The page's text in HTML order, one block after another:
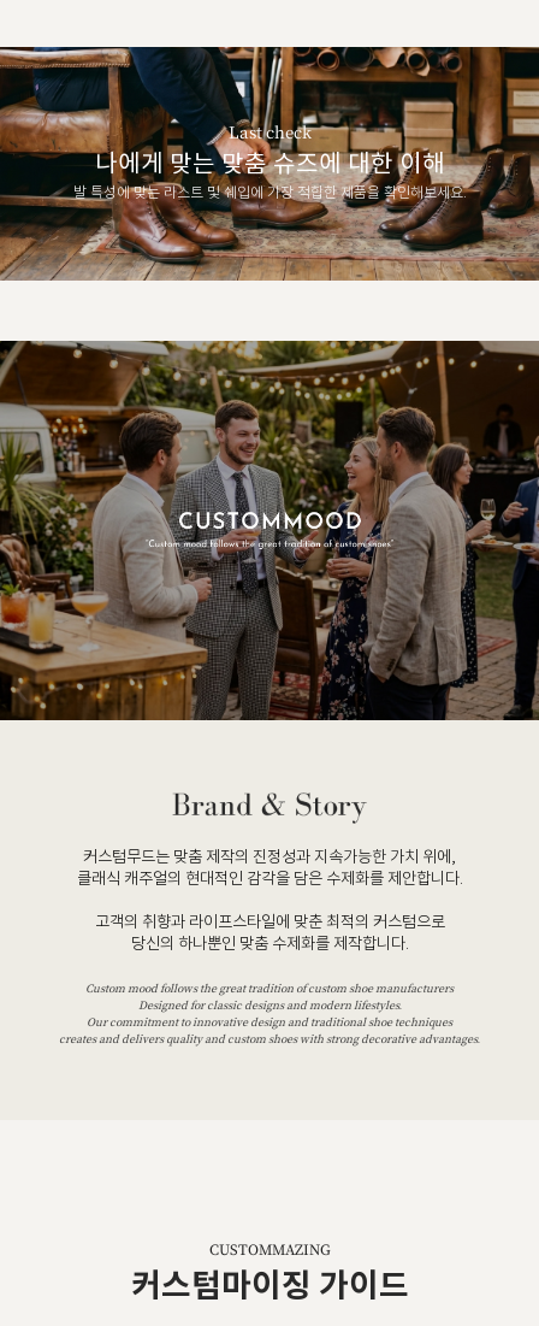
Last check
나에게 맞는 맞춤 슈즈에 대한 이해
발 특성에 맞는 라스트 및 쉐입에 가장 적합한 제품을 확인해보세요.
커스텀무드는 맞춤 제작의 진정성과 지속가능한 가치 위에,
클래식 캐주얼의 현대적인 감각을 담은 수제화를 제안합니다.
고객의 취향과 라이프스타일에 맞춘 최적의 커스텀으로
당신의 하나뿐인 맞춤 수제화를 제작합니다.
Custom mood follows the great tradition of custom shoe manufacturers
Designed for classic designs and modern lifestyles.
Our commitment to innovative design and traditional shoe techniques
creates and delivers quality and custom shoes with strong decorative advantages.
CUSTOMMAZING
커스텀마이징 가이드